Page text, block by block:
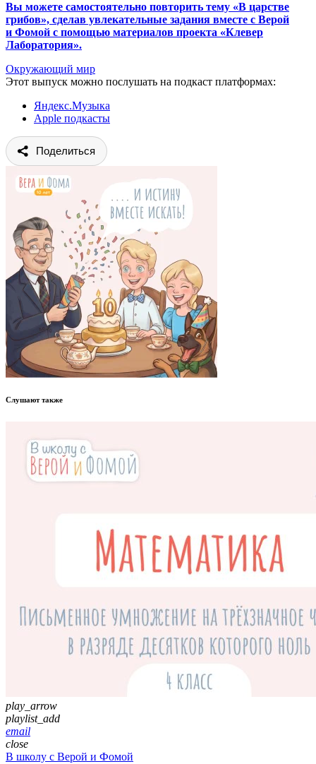
Вы можете самостоятельно повторить тему «В царстве
грибов», сделав увлекательные задания вместе с Верой
и Фомой с помощью материалов проекта «Клевер
Лаборатория».
Окружающий мир
Этот выпуск можно послушать на подкаст платформах:
Яндекс.Музыка
Apple подкасты
Поделиться
Слушают также
play_arrow
playlist_add
email
close
В школу с Верой и Фомой